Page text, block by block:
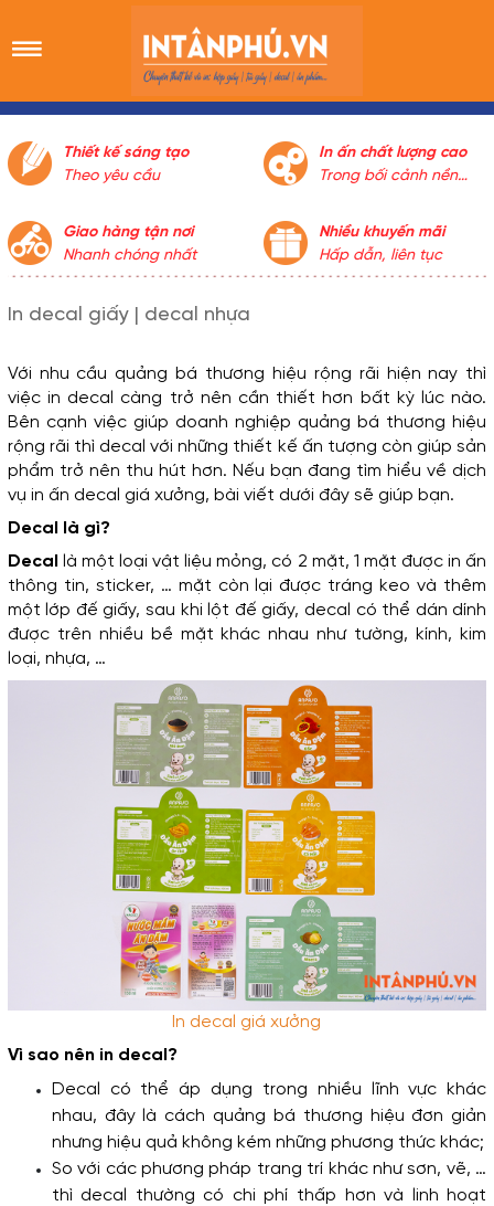
Thiết kế sáng tạo
Theo yêu cầu
In ấn chất lượng cao
Trong bối cảnh nền
tranh khốc liệt về chất
lượng và giá cả, việc in
đảm bảo lợi ích khách
hàng trên hết, dung
hòa giữa lợi ích cá
nhân và lợi ích khách
hàng, cố gắng nỗ lực
không ngừng nghỉ để
Giao hàng tận nơi
Nhanh chóng nhất
Nhiều khuyến mãi
Hấp dẫn, liên tục
In decal giấy | decal nhựa
Với nhu cầu quảng bá thương hiệu rộng rãi hiện nay thì
việc in decal càng trở nên cần thiết hơn bất kỳ lúc nào.
Bên cạnh việc giúp doanh nghiệp quảng bá thương hiệu
rộng rãi thì decal với những thiết kế ấn tượng còn giúp sản
phẩm trở nên thu hút hơn. Nếu bạn đang tìm hiểu về dịch
vụ in ấn decal giá xưởng, bài viết dưới đây sẽ giúp bạn.
Decal là gì?
Decal
là một loại vật liệu mỏng, có 2 mặt, 1 mặt được in ấn
thông tin, sticker, … mặt còn lại được tráng keo và thêm
một lớp đế giấy, sau khi lột đế giấy, decal có thể dán dính
được trên nhiều bề mặt khác nhau như tường, kính, kim
loại, nhựa, …
In decal giá xưởng
Vì sao nên in decal?
Decal có thể áp dụng trong nhiều lĩnh vực khác
nhau, đây là cách quảng bá thương hiệu đơn giản
nhưng hiệu quả không kém những phương thức khác;
So với các phương pháp trang trí khác như sơn, vẽ, …
thì decal thường có chi phí thấp hơn và linh hoạt